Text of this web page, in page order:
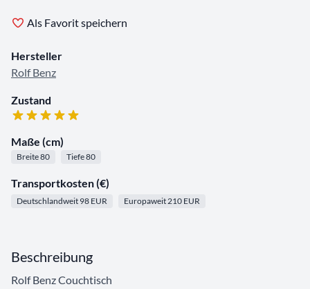
Als Favorit speichern
Hersteller
Rolf Benz
Zustand
Maße (cm)
Breite 80 Tiefe 80
Transportkosten (€)
Deutschlandweit 98 EUR Europaweit 210 EUR
Beschreibung
Rolf Benz Couchtisch